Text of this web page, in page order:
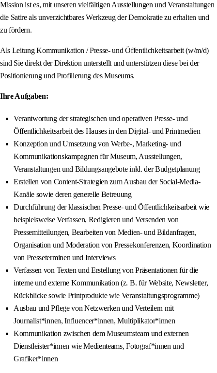
Mission ist es, mit unseren vielfältigen Ausstellungen und Veranstaltungen
die Satire als unverzichtbares Werkzeug der Demokratie zu erhalten und
zu fördern.
Als Leitung Kommunikation / Presse- und Öffentlichkeitsarbeit (w/m/d)
sind Sie direkt der Direktion unterstellt und unterstützen diese bei der
Positionierung und Profilierung des Museums.
Ihre Aufgaben:
Verantwortung der strategischen und operativen Presse- und
Öffentlichkeitsarbeit des Hauses in den Digital- und Printmedien
Konzeption und Umsetzung von Werbe-, Marketing- und
Kommunikationskampagnen für Museum, Ausstellungen,
Veranstaltungen und Bildungsangebote inkl. der Budgetplanung
Erstellen von Content-Strategien zum Ausbau der Social-Media-
Kanäle sowie deren generelle Betreuung
Durchführung der klassischen Presse- und Öffentlichkeitsarbeit wie
beispielsweise Verfassen, Redigieren und Versenden von
Pressemitteilungen, Bearbeiten von Medien- und Bildanfragen,
Organisation und Moderation von Pressekonferenzen, Koordination
von Presseterminen und Interviews
Verfassen von Texten und Erstellung von Präsentationen für die
interne und externe Kommunikation (z. B. für Website, Newsletter,
Rückblicke sowie Printprodukte wie Veranstaltungsprogramme)
Ausbau und Pflege von Netzwerken und Verteilern mit
Journalist*innen, Influencer*innen, Multiplikator*innen
Kommunikation zwischen dem Museumsteam und externen
Dienstleister*innen wie Medienteams, Fotograf*innen und
Grafiker*innen